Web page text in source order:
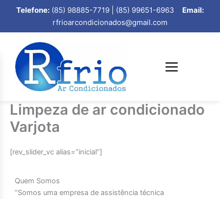
Telefone: (85) 98885-7719 | (85) 99651-6963 Email:
rfrioarcondicionados@gmail.com
Limpeza de ar condicionado
Varjota
[rev_slider_vc alias=”inicial”]
Quem Somos
“Somos uma empresa de assistência técnica